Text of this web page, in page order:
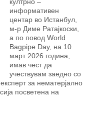
култрно –
информативен
центар во Истанбул,
м-р Диме Ратајкоски,
а по повод World
Bagpipe Day, на 10
март 2026 година,
имав чест да
учествувам заедно со
за нематерјално
посветена на